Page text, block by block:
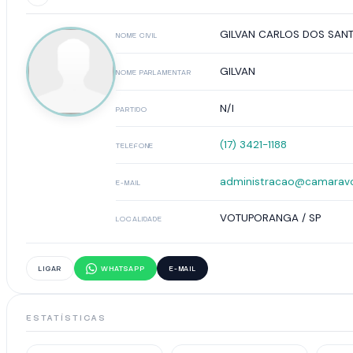
NOME CIVIL GILVAN CARLOS DOS
NOME PARLAMENTAR GILVAN
PARTIDO N/I
TELEFONE (17) 3421-1188
E-MAIL
LOCALIDADE VOTUPORANGA / SP
LIGAR WHATSAPP E-MAIL
ESTATÍSTICAS